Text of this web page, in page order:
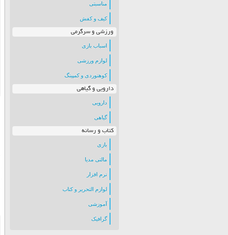
مناسبتی
کیف و کفش
ورزشی و سرگرمی
اسباب بازی
لوازم ورزشی
کوهنوردی و کمپینگ
دارویی و گیاهی
دارویی
گیاهی
کتاب و رسانه
بازی
مالتی مدیا
نرم افزار
لوازم التحریر و کتاب
آموزشی
گرافیک